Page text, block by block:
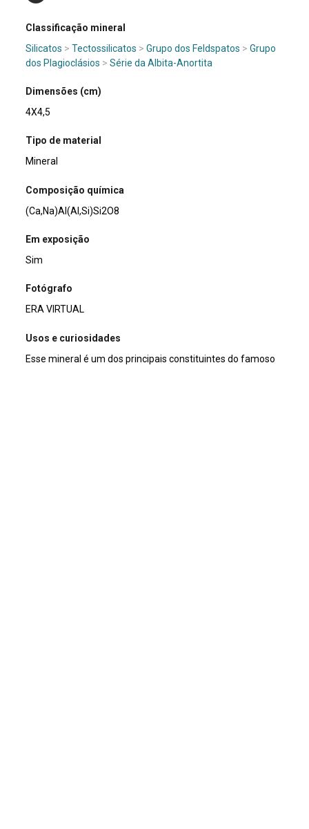
Classificação mineral
Silicatos >Tectossilicatos >Grupo dos Feldspatos >Grupo
dos Plagioclásios >Série da Albita-Anortita
Dimensões (cm)
4X4,5
Tipo de material
Mineral
Composição química
(Ca,Na)Al(Al,Si)Si2O8
Em exposição
Sim
Fotógrafo
ERA VIRTUAL
Usos e curiosidades
Esse mineral é um dos principais constituintes do famoso